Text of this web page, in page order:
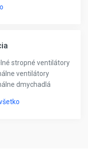
stropné ventilátory
ventilátory
dmychadlá